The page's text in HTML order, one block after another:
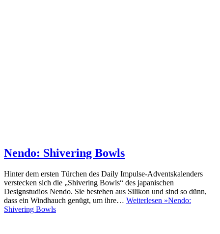
Nendo: Shivering Bowls
Hinter dem ersten Türchen des Daily Impulse-Adventskalenders
verstecken sich die „Shivering Bowls“ des japanischen
Designstudios Nendo. Sie bestehen aus Silikon und sind so dünn,
dass ein Windhauch genügt, um ihre… Weiterlesen »Nendo:
Shivering Bowls